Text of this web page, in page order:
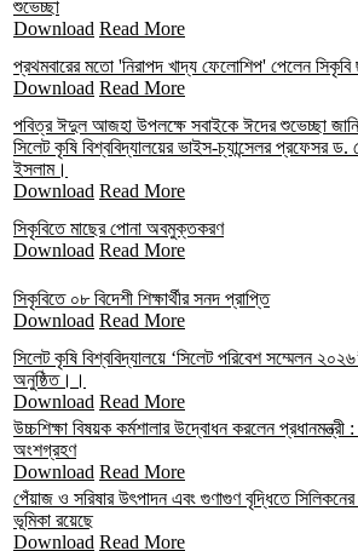
শুভেচ্ছা
Download Read More
প্রথমবারের মতো 'নিরাপদ খাদ্য ফেলোশিপ' পেলেন
Download Read More
পবিত্র ঈদুল আজহা উপলক্ষে সবাইকে ঈদের শুভেচ্ছা
সিলেট কৃষি বিশ্ববিদ্যালয়ের ভাইস-চ্যান্সেলর প্রফেসর
ইসলাম।
Download Read More
সিকৃবিতে মাছের পোনা অবমুক্তকরণ
Download Read More
সিকৃবিতে ০৮ বিদেশী শিক্ষার্থীর সনদ প্রাপ্তি
Download Read More
সিলেট কৃষি বিশ্ববিদ্যালয়ে ‘সিলেট পরিবেশ সম্মেলন
অনুষ্ঠিত।।
Download Read More
উচ্চশিক্ষা বিষয়ক কর্মশালার উদ্বোধন করলেন প্রধানমন্ত্রী :
অংশগ্রহণ
Download Read More
পেঁয়াজ ও সরিষার উৎপাদন এবং গুণাগুণ বৃদ্ধিতে সিলিকনের
ভূমিকা রয়েছে
Download Read More